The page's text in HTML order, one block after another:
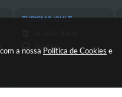
a nossa Política de Cookies e
TURISMO/CULT
Turismo